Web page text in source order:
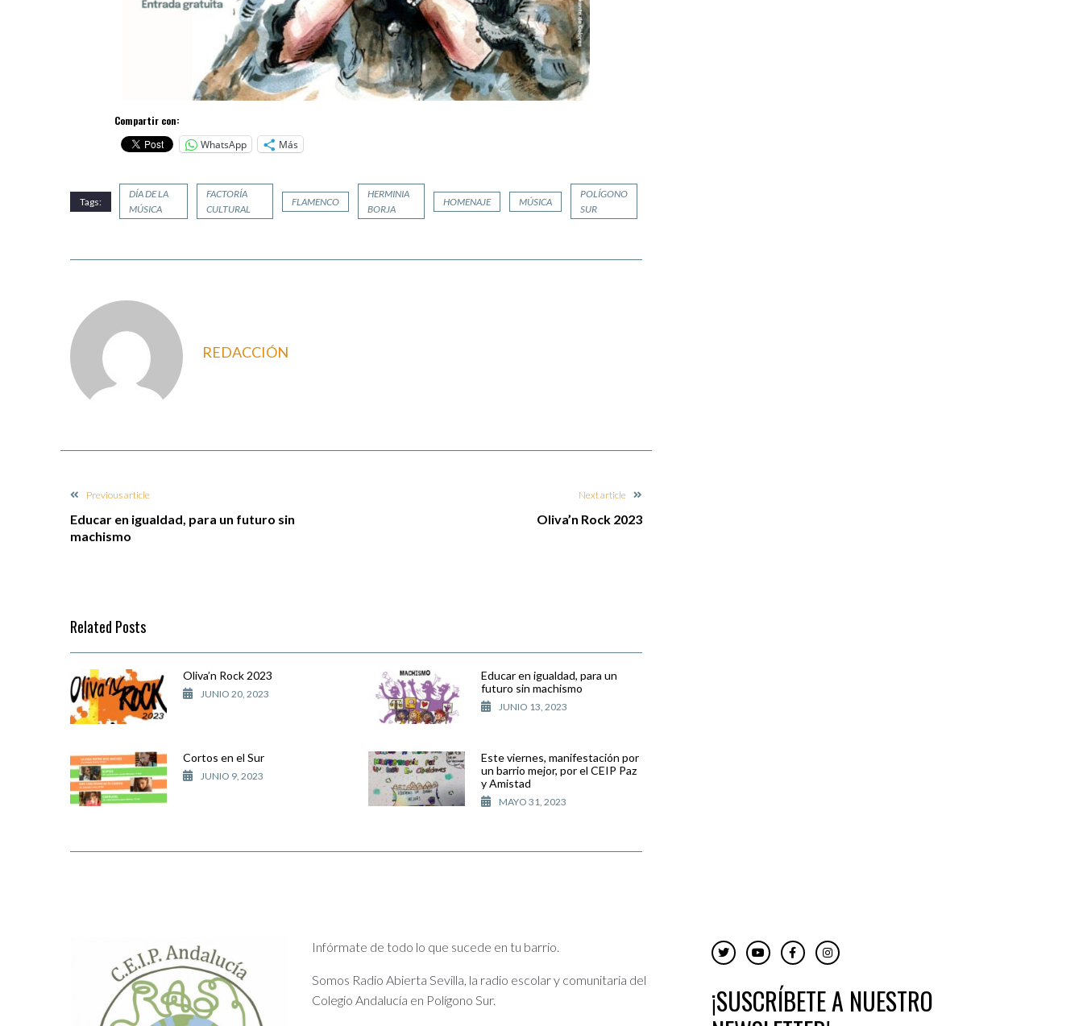
Compartir con:
WhatsApp
Más
Tags:
DÍA DE LA
MÚSICA
FACTORÍA
CULTURAL
FLAMENCO
HERMINIA
BORJA
HOMENAJE MÚSICA
POLÍGONO
SUR
REDACCIÓN
Previous article
Educar en igualdad, para un futuro sin
machismo
Next article
Oliva’n Rock 2023
Related Posts
Oliva’n Rock 2023
JUNIO 20, 2023
Educar en igualdad, para un
futuro sin machismo
JUNIO 13, 2023
Cortos en el Sur
JUNIO 9, 2023
Este viernes, manifestación por
un barrio mejor, por el CEIP Paz
y Amistad
MAYO 31, 2023
Infórmate de todo lo que sucede en tu barrio.
Somos Radio Abierta Sevilla, la radio escolar y comunitaria del
Colegio Andalucía en Polígono Sur.
¡SUSCRÍBETE A NUESTRO